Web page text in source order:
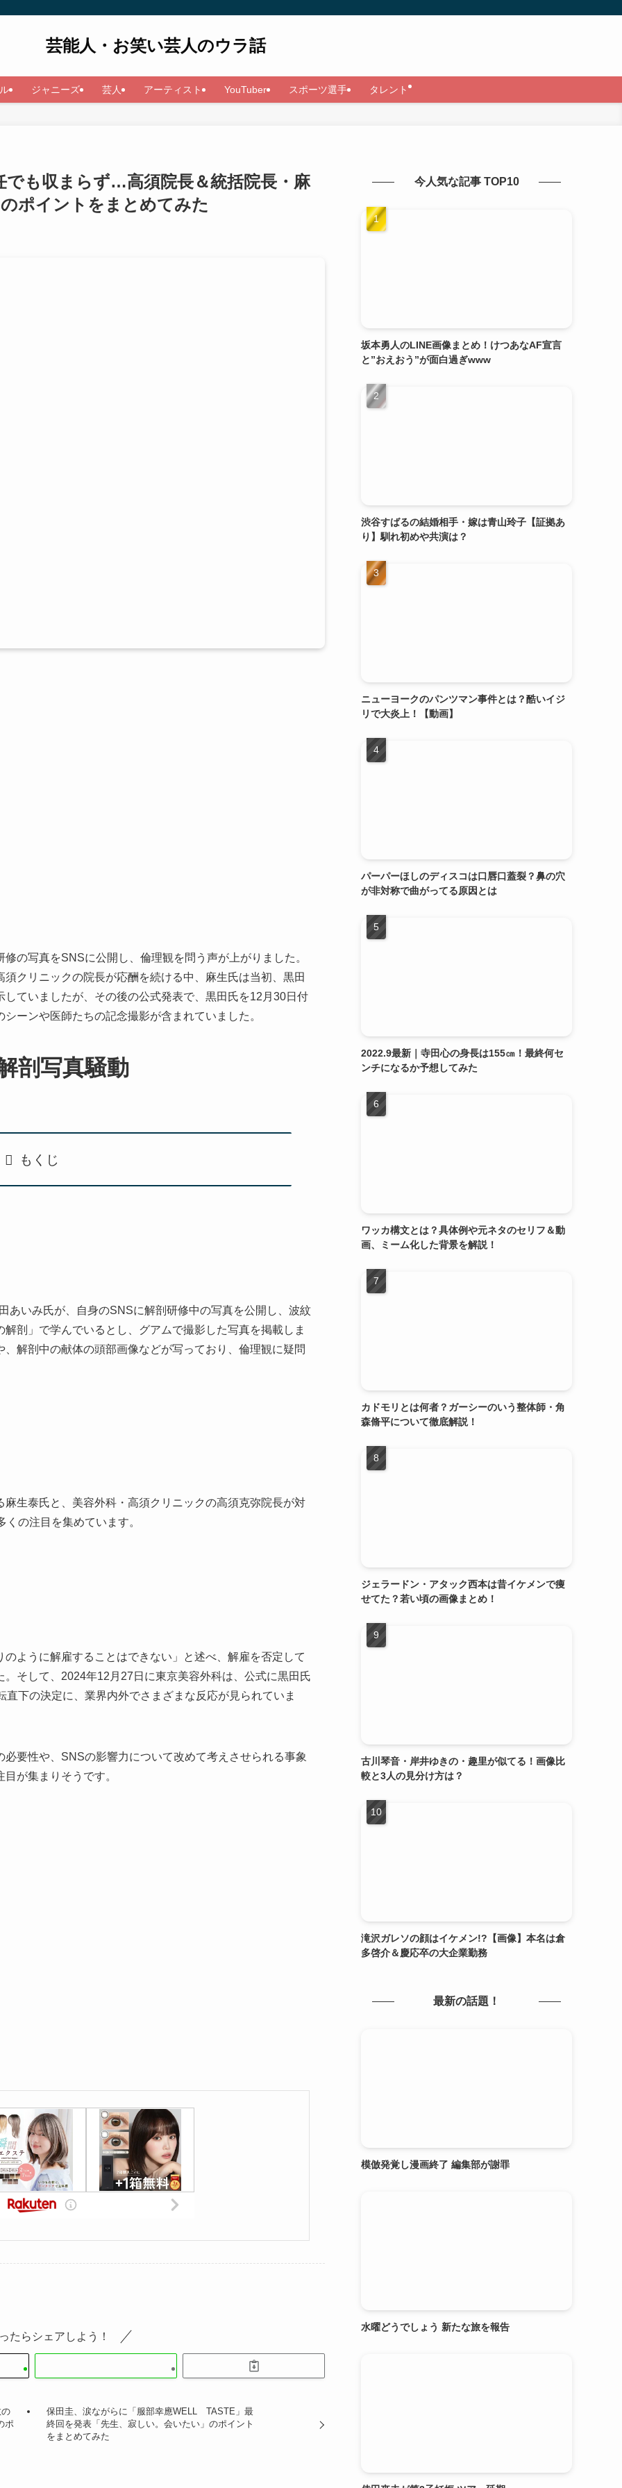
芸能人・お笑い芸人のウラ話
ジャニーズ 芸人 アーティスト YouTuber スポーツ選手 タレント
でも収まらず…高須院長＆統括院長・麻
ポイントをまとめてみた
の写真をSNSに公開し、倫理観を問う声が上がりました。
クリニックの院長が応酬を続ける中、麻生氏は当初、黒田
ていましたが、その後の公式発表で、黒田氏を12月30日付
ーンや医師たちの記念撮影が含まれていました。
剖写真騒動
もくじ
あいみ氏が、自身のSNSに解剖研修中の写真を公開し、波紋
剖」で学んでいるとし、グアムで撮影した写真を掲載しま
解剖中の献体の頭部画像などが写っており、倫理観に疑問
生泰氏と、美容外科・高須クリニックの高須克弥院長が対
の注目を集めています。
ように解雇することはできない」と述べ、解雇を否定して
そして、2024年12月27日に東京美容外科は、公式に黒田氏
下の決定に、業界内外でさまざまな反応が見られていま
要性や、SNSの影響力について改めて考えさせられる事象
が集まりそうです。
たらシェアしよう！
ポ
保田圭、涙ながらに「服部幸應WELL TASTE」最
終回を発表「先生、寂しい。会いたい」のポイント
をまとめてみた
今人気な記事 TOP10
坂本勇人のLINE画像まとめ！けつあなAF宣言
と”おえおう”が面白過ぎwww
渋谷すばるの結婚相手・嫁は青山玲子【証拠あ
り】馴れ初めや共演は？
ニューヨークのパンツマン事件とは？酷いイジ
リで大炎上！【動画】
パーパーほしのディスコは口唇口蓋裂？鼻の穴
が非対称で曲がってる原因とは
2022.9最新｜寺田心の身長は155㎝！最終何セ
ンチになるか予想してみた
ワッカ構文とは？具体例や元ネタのセリフ＆動
画、ミーム化した背景を解説！
カドモリとは何者？ガーシーのいう整体師・角
森脩平について徹底解説！
ジェラードン・アタック西本は昔イケメンで痩
せてた？若い頃の画像まとめ！
古川琴音・岸井ゆきの・趣里が似てる！画像比
較と3人の見分け方は？
滝沢ガレソの顔はイケメン!?【画像】本名は倉
多啓介＆慶応卒の大企業勤務
最新の話題！
模倣発覚し漫画終了 編集部が謝罪
水曜どうでしょう 新たな旅を報告